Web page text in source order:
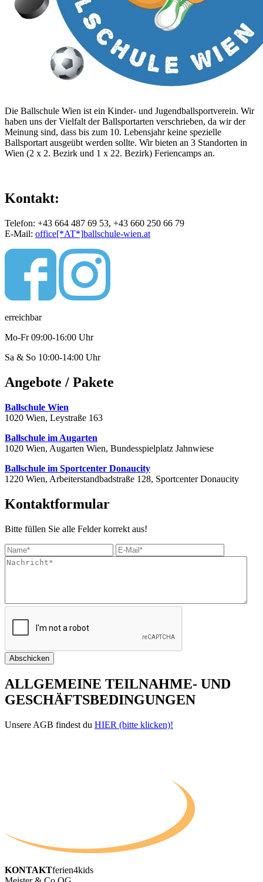
Die Ballschule Wien ist ein Kinder- und Jugendballsportverein. Wir
haben uns der Vielfalt der Ballsportarten verschrieben, da wir der
Meinung sind, dass bis zum 10. Lebensjahr keine spezielle
Ballsportart ausgeübt werden sollte. Wir bieten an 3 Standorten in
Wien (2 x 2. Bezirk und 1 x 22. Bezirk) Feriencamps an.
Kontakt:
Telefon: +43 664 487 69 53, +43 660 250 66 79
E-Mail: office[*AT*]ballschule-wien.at
erreichbar
Mo-Fr 09:00-16:00 Uhr
Sa & So 10:00-14:00 Uhr
Angebote / Pakete
Ballschule Wien
1020 Wien, Leystraße 163
Ballschule im Augarten
1020 Wien, Augarten Wien, Bundesspielplatz Jahnwiese
Ballschule im Sportcenter Donaucity
1220 Wien, Arbeiterstandbadstraße 128, Sportcenter Donaucity
Kontaktformular
Bitte füllen Sie alle Felder korrekt aus!
ALLGEMEINE TEILNAHME- UND
GESCHÄFTSBEDINGUNGEN
Unsere AGB findest du HIER (bitte klicken)!
KONTAKTferien4kids